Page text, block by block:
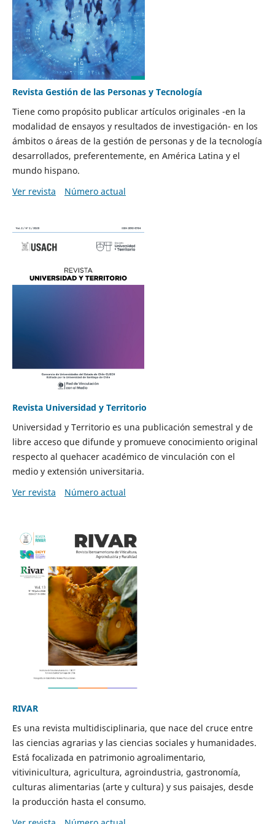
Revista Gestión de las Personas y Tecnología
Tiene como propósito publicar artículos originales -en la
modalidad de ensayos y resultados de investigación- en los
ámbitos o áreas de la gestión de personas y de la tecnología
desarrollados, preferentemente, en América Latina y el
mundo hispano.
Ver revista
Número actual
Revista Universidad y Territorio
Universidad y Territorio es una publicación semestral y de
libre acceso que difunde y promueve conocimiento original
respecto al quehacer académico de vinculación con el
medio y extensión universitaria.
Ver revista
Número actual
RIVAR
Es una revista multidisciplinaria, que nace del cruce entre
las ciencias agrarias y las ciencias sociales y humanidades.
Está focalizada en patrimonio agroalimentario,
vitivinicultura, agricultura, agroindustria, gastronomía,
culturas alimentarias (arte y cultura) y sus paisajes, desde
la producción hasta el consumo.